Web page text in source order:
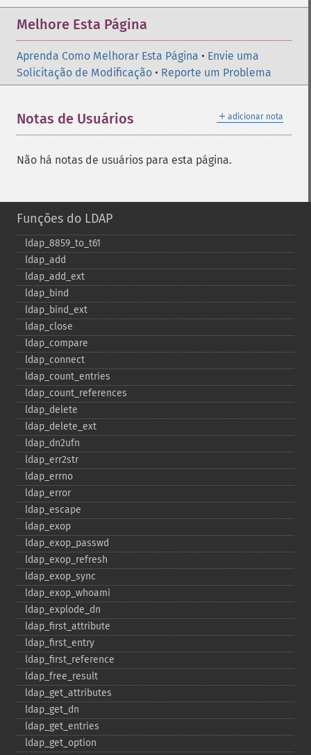
Melhore Esta Página
Aprenda Como Melhorar Esta Página • Envie uma
Solicitação de Modificação • Reporte um Problema
＋ adicionar nota
Notas de Usuários
Não há notas de usuários para esta página.
Funções do LDAP
ldap_​8859_​to_​t61
ldap_​add
ldap_​add_​ext
ldap_​bind
ldap_​bind_​ext
ldap_​close
ldap_​compare
ldap_​connect
ldap_​count_​entries
ldap_​count_​references
ldap_​delete
ldap_​delete_​ext
ldap_​dn2ufn
ldap_​err2str
ldap_​errno
ldap_​error
ldap_​escape
ldap_​exop
ldap_​exop_​passwd
ldap_​exop_​refresh
ldap_​exop_​sync
ldap_​exop_​whoami
ldap_​explode_​dn
ldap_​first_​attribute
ldap_​first_​entry
ldap_​first_​reference
ldap_​free_​result
ldap_​get_​attributes
ldap_​get_​dn
ldap_​get_​entries
ldap_​get_​option